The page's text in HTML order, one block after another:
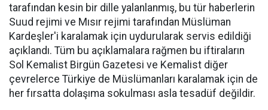
tarafından kesin bir dille yalanlanmış, bu tür haberlerin
Suud rejimi ve Mısır rejimi tarafından Müslüman
Kardeşler'i karalamak için uydurularak servis edildiği
açıklandı. Tüm bu açıklamalara rağmen bu iftiraların
Sol Kemalist Birgün Gazetesi ve Kemalist diğer
çevrelerce Türkiye de Müslümanları karalamak için de
her fırsatta dolaşıma sokulması asla tesadüf değildir.